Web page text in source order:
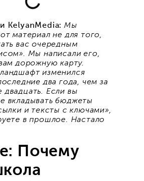
KelyanMedia: Мы
материал не для того,
вас очередным
Мы написали его,
дорожную карту.
изменился
два года, чем за
Если вы
вкладывать бюджеты
и тексты с ключами»,
в прошлое. Настало
Почему